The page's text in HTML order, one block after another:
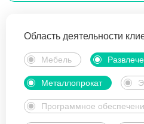
Область деятельности
Мебель
Металлопрокат
Программное